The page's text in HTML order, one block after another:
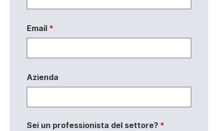
Email *
Azienda
Sei un professionista del settore? *